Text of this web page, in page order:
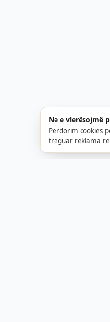
Ne e vlerësojmë
Përdorim cookies
treguar reklama